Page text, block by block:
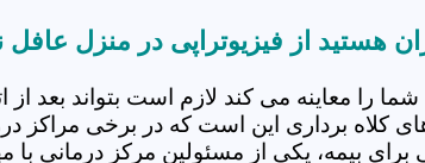
شما را معاینه می کند لازم است بتواند بعد
کلاه برداری این است که در برخی مراکز
برای بیمه، یکی از مسئولین مرکز درمانی با